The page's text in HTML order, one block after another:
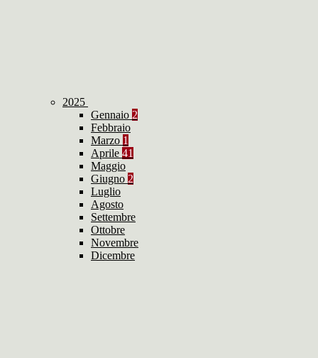
2025
Gennaio 2
Febbraio
Marzo 1
Aprile 41
Maggio
Giugno 2
Luglio
Agosto
Settembre
Ottobre
Novembre
Dicembre